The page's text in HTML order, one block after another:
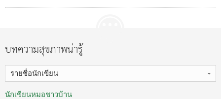
บทความสุขภาพน่ารู้
รายชื่อนักเขียน
นักเขียนหมอชาวบ้าน